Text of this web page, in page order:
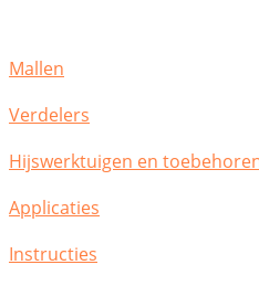
Mallen
Verdelers
Hijswerktuigen en
Applicaties
Instructies